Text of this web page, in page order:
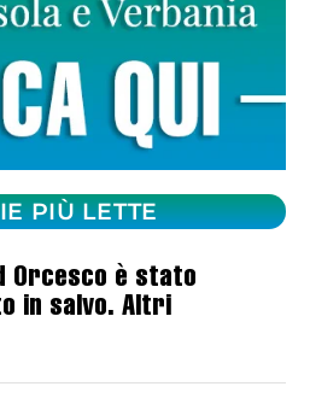
PIÙ LETTE
Orcesco è stato
in salvo. Altri